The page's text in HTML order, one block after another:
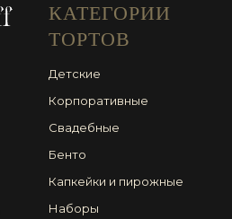
КАТЕГОРИИ
ТОРТОВ
Детские
Корпоративные
Свадебные
Бенто
Капкейки и пирожные
Наборы